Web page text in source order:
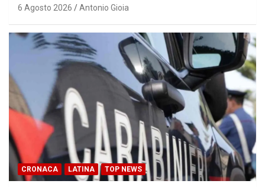
6 Agosto 2026 Antonio Gioia
CRONACA LATINA TOP NEWS